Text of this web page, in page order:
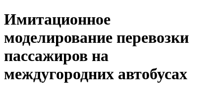
Имитационное
моделирование перевозки
пассажиров на
междугородних автобусах